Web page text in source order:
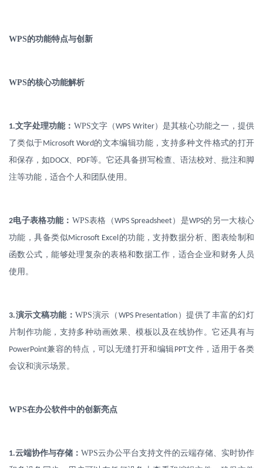
WPS的功能特点与创新
WPS的核心功能解析
1.文字处理功能： WPS文字（WPS Writer）是其核心功能之一，提供
了类似于Microsoft Word的文本编辑功能，支持多种文件格式的打开
和保存，如DOCX PDF等。它还具备拼写检查、语法校对、批注和脚
注等功能，适合个人和团队使用。
2电子表格功能： WPS表格（WPS Spreadsheet）是WPS的另一大核心
功能，具备类似Microsoft Excel 的功能，支持数据分析、图表绘制和
函数公式，能够处理复杂的表格和数据工作，适合企业和财务人员
使用。
3.演示文稿功能：WPS演示（ WPS Presentation ）提供了丰富的幻灯
片制作功能，支持多种动画效果、模板以及在线协作。它还具有与
PowerPoint兼容的特点，可以无缝打开和编辑PPT文件，适用于各类
会议和演示场景。
WPS在办公软件中的创新亮点
1.云端协作与存储： WPS云办公平台支持文件的云端存储、实时协作